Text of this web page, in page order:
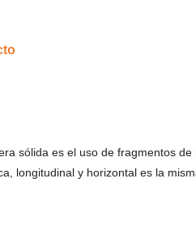
sólida es el uso de fragmentos
longitudinal y horizontal es la